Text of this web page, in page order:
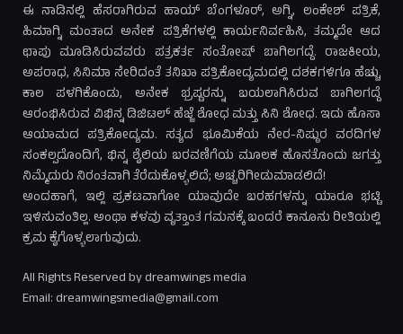
ಈ ನಾಡಿನಲ್ಲಿ ಹೆಸರಾಗಿರುವ ಹಾಯ್ ಬೆಂಗಳೂರ್, ಅಗ್ನಿ, ಲಂಕೇಶ್ ಪತ್ರಿಕೆ,
ಹಿಮಾಗ್ನಿ ಮಂತಾದ ಅನೇಕ ಪತ್ರಿಕೆಗಳಲ್ಲಿ ಕಾರ್ಯನಿರ್ವಹಿಸಿ, ತಮ್ಮದೇ ಆದ
ಛಾಪು ಮೂಡಿಸಿರುವವರು ಪತ್ರಕರ್ತ ಸಂತೋಷ್ ಬಾಗಿಲಗದ್ದೆ. ರಾಜಕೀಯ,
ಅಪರಾಧ, ಸಿನಿಮಾ ಸೇರಿದಂತೆ ತನಿಖಾ ಪತ್ರಿಕೋದ್ಯಮದಲ್ಲಿ ದಶಕಗಳಿಗೂ ಹೆಚ್ಚು
ಕಾಲ ಪಳಗಿಕೊಂಡು, ಅನೇಕ ಭ್ರಷ್ಟರನ್ನು ಬಯಲಾಗಿಸಿರುವ ಬಾಗಿಲಗದ್ದೆ
ಆರಂಭಿಸಿರುವ ವಿಭಿನ್ನ ಡಿಜಿಟಲ್ ಹೆಜ್ಜೆ ಶೋಧ ಮತ್ತು ಸಿನಿ ಶೋಧ. ಇದು ಹೊಸಾ
ಆಯಾಮದ ಪತ್ರಿಕೋದ್ಯಮ. ಸತ್ಯದ ಭೂಮಿಕೆಯ ನೇರ-ನಿಷ್ಠುರ ವರದಿಗಳ
ಸಂಕಲ್ಪದೊಂದಿಗೆ, ಭಿನ್ನ ಶೈಲಿಯ ಬರವಣಿಗೆಯ ಮೂಲಕ ಹೊಸತೊಂದು ಜಗತ್ತು
ನಿಮ್ಮೆದುರು ನಿರಂತವಾಗಿ ತೆರೆದುಕೊಳ್ಳಲಿದೆ; ಅಚ್ಚರಿಗೀಡುಮಾಡಲಿದೆ!
ಅಂದಹಾಗೆ, ಇಲ್ಲಿ ಪ್ರಕಟವಾಗೋ ಯಾವುದೇ ಬರಹಗಳನ್ನು ಯಾರೂ ಭಟ್ಟಿ
ಇಳಿಸುವಂತಿಲ್ಲ. ಅಂಥಾ ಕಳವು ವೃತ್ತಾಂತ ಗಮನಕ್ಕೆ ಬಂದರೆ ಕಾನೂನು ರೀತಿಯಲ್ಲಿ
ಕ್ರಮ ಕೈಗೊಳ್ಳಲಾಗುವುದು.
All Rights Reserved by dreamwings media
Email: dreamwingsmedia@gmail.com